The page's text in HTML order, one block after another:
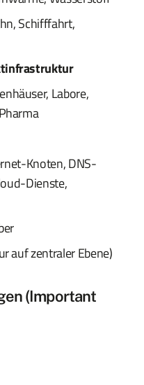
Schifffahrt,
Labore,
Knoten, DNS-
Dienste,
auf zentraler Ebene)
(Important